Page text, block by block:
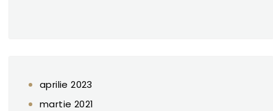
aprilie 2023
martie 2021